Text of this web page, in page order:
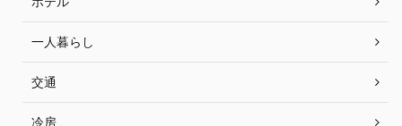
一人暮らし
交通
冷房